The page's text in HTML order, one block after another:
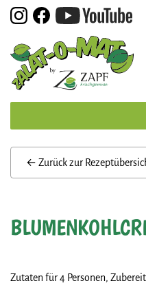
Skip
content
← Zurück zur
Zutaten für 4 Personen,